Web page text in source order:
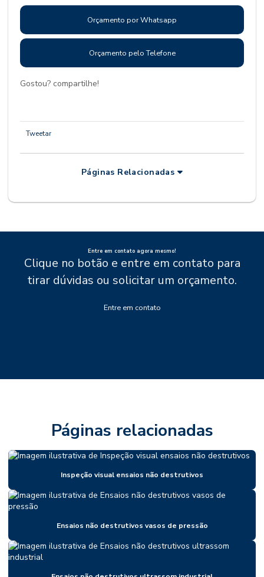
Orçamento por Whatsapp
Orçamento pelo Telefone
Gostou? compartilhe!
Tweetar
Páginas Relacionadas
Entre em contato agora mesmo!
Clique no botão e entre em contato para
tirar dúvidas ou solicitar um orçamento.
Entre em contato
Páginas relacionadas
Inspeção visual ensaios não destrutivos
Ensaios não destrutivos vasos de pressão